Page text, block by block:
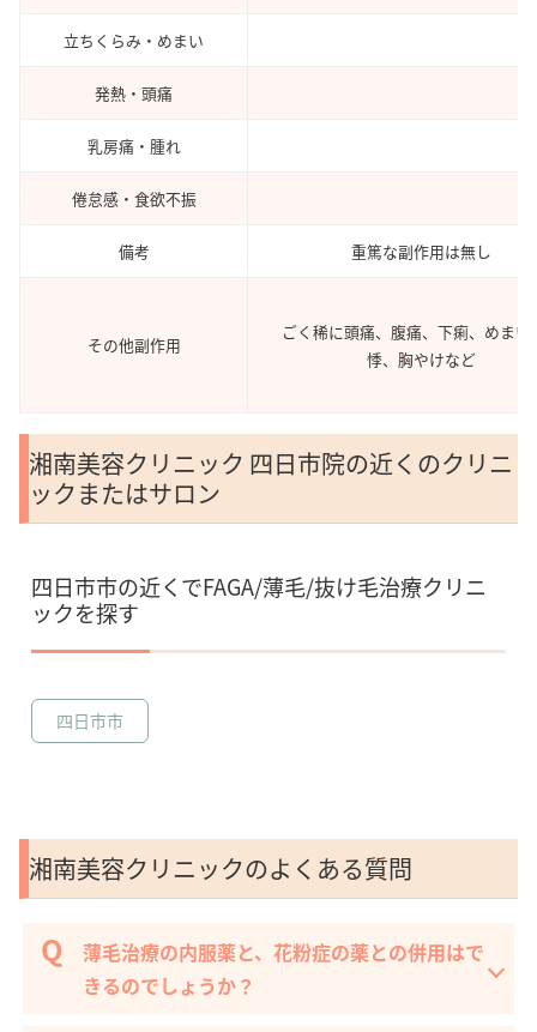
立ちくらみ・めまい
発熱・頭痛
乳房痛・腫れ
倦怠感・食欲不振
備考 重篤な副作用は無し
その他副作用
ごく稀に頭痛、腹痛、下痢、めまい
悸、胸やけなど
湘南美容クリニック 四日市院の近くのクリニ
ックまたはサロン
四日市市の近くでFAGA/薄毛/抜け毛治療クリニ
ックを探す
四日市市
湘南美容クリニックのよくある質問
薄毛治療の内服薬と、花粉症の薬との併用はで
きるのでしょうか？